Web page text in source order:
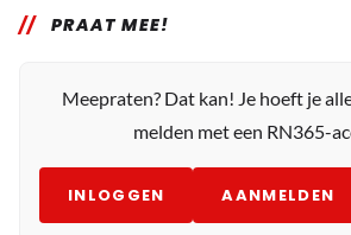
PRAAT MEE!
Meepraten? Dat kan! Je hoeft je
melden met een RN365-
INLOGGEN AANMELDEN